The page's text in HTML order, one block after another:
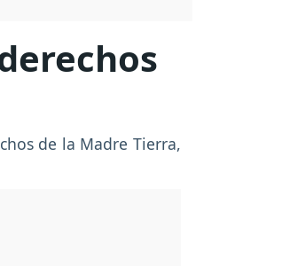
de la Madre Tierra,